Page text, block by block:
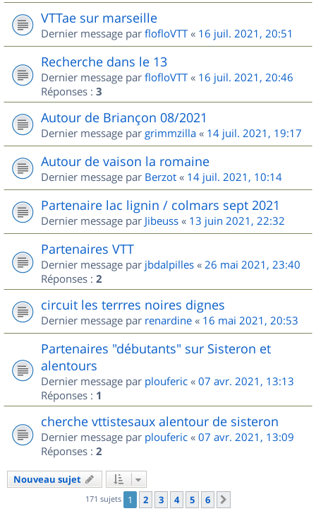
VTTae sur marseille
Dernier message par flofloVTT« 16 juil. 2021, 20:51
Recherche dans le 13
Dernier message par flofloVTT« 16 juil. 2021, 20:46
Réponses : 3
Autour de Briançon 08/2021
Dernier message par grimmzilla « 14 juil. 2021, 19:17
Autour de vaison la romaine
Dernier message par Berzot « 14 juil. 2021, 10:14
Partenaire lac lignin / colmars sept 2021
Dernier message par Jibeuss « 13 juin 2021, 22:32
Partenaires VTT
Dernier message par jbdalpilles « 26 mai 2021, 23:40
Réponses : 2
circuit les terrres noires dignes
Dernier message par renardine « 16 mai 2021, 20:53
Partenaires "débutants" sur Sisteron et
alentours
Dernier message par plouferic « 07 avr. 2021, 13:13
Réponses : 1
cherche vttistesaux alentour de sisteron
Dernier message par plouferic « 07 avr. 2021, 13:09
Réponses : 2
Nouveau sujet
171 sujets 1 2 3 4 5 6